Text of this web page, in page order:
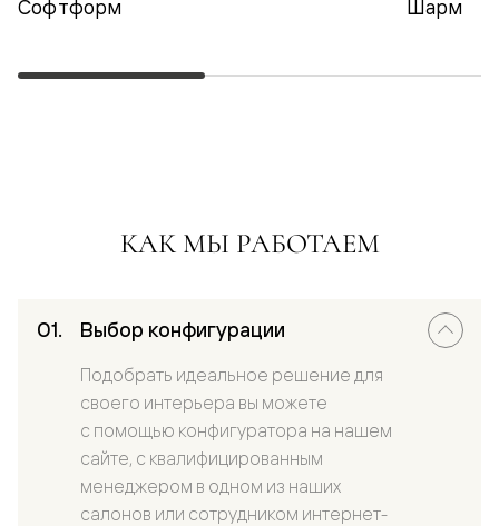
Софтформ Шарм
КАК МЫ РАБОТАЕМ
Выбор конфигурации
Подобрать идеальное решение для
своего интерьера вы можете
с помощью конфигуратора на нашем
сайте, с квалифицированным
менеджером в одном из наших
салонов или сотрудником интернет-